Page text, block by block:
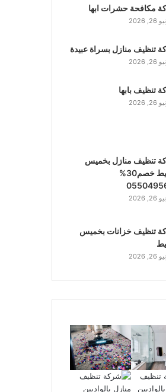
مكافحة حشرات ابها
2026
تنظيف منازل بسراة عبيدة
2026
تنظيف بابها
2026
تنظيف منازل بخميس
مشيط خصم30%
2026
تنظيف خزانات بخميس
2026